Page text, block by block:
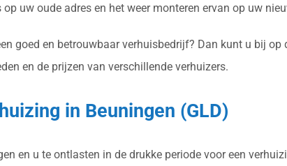
uw oude adres en het weer monteren ervan op uw
goed en betrouwbaar verhuisbedrijf? Dan kunt u bij
en de prijzen van verschillende verhuizers.
in Beuningen (GLD)
en u te ontlasten in de drukke periode voor een